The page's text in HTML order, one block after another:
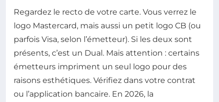
Regardez le recto de votre carte. Vous verrez le
logo Mastercard, mais aussi un petit logo CB (ou
parfois Visa, selon l’émetteur). Si les deux sont
présents, c’est un Dual. Mais attention : certains
émetteurs impriment un seul logo pour des
raisons esthétiques. Vérifiez dans votre contrat
ou l’application bancaire. En 2026, la